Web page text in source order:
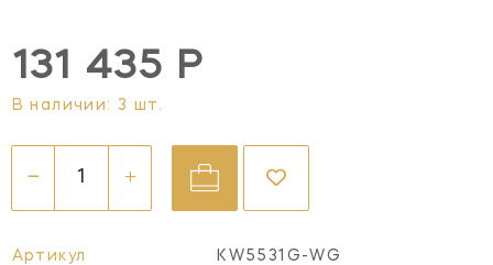
131 435 Р
В наличии: 3 шт.
Артикул KW5531G-WG